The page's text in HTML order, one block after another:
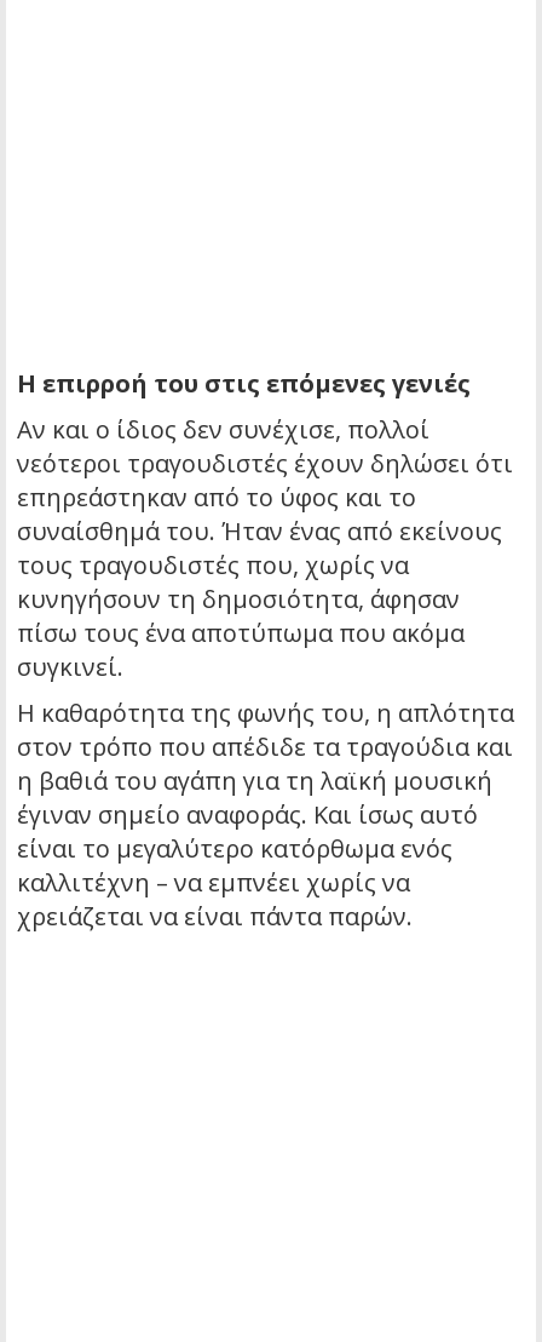
Η επιρροή του στις επόμενες γενιές
Αν και ο ίδιος δεν συνέχισε, πολλοί
νεότεροι τραγουδιστές έχουν δηλώσει ότι
επηρεάστηκαν από το ύφος και το
συναίσθημά του. Ήταν ένας από εκείνους
τους τραγουδιστές που, χωρίς να
κυνηγήσουν τη δημοσιότητα, άφησαν
πίσω τους ένα αποτύπωμα που ακόμα
συγκινεί.
Η καθαρότητα της φωνής του, η απλότητα
στον τρόπο που απέδιδε τα τραγούδια και
η βαθιά του αγάπη για τη λαϊκή μουσική
έγιναν σημείο αναφοράς. Και ίσως αυτό
είναι το μεγαλύτερο κατόρθωμα ενός
καλλιτέχνη – να εμπνέει χωρίς να
χρειάζεται να είναι πάντα παρών.